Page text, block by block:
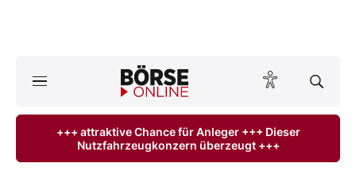
Anlageprodukte
+++ attraktive Chance für Anleger +++ Dieser
Nutzfahrzeugkonzern überzeugt +++